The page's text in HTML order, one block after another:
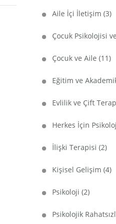
Aile İçi İletişim (3)
Çocuk Psikolojisi
Çocuk ve Aile (11)
Eğitim ve
Evlilik ve Çift
Herkes İçin
İlişki Terapisi (2)
Kişisel Gelişim (4)
Psikoloji (2)
Psikolojik